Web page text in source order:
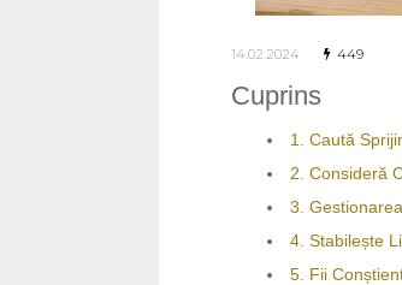
14.02.2024 449
Cuprins
1. Caută
2. Consideră
3.
4. Stabilește
5. Fii